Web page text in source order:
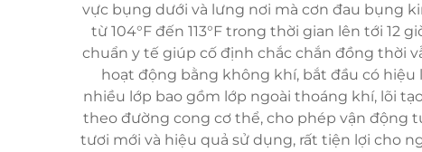
vực bụng dưới và lưng nơi mà cơn đau bụng
từ 104°F đến 113°F trong thời gian lên tới
chuẩn y tế giúp cố định chắc chắn đồng thời
hoạt động bằng không khí, bắt đầu có hiệu
nhiều lớp bao gồm lớp ngoài thoáng khí, lõi
theo đường cong cơ thể, cho phép vận động
tươi mới và hiệu quả sử dụng, rất tiện lợi cho